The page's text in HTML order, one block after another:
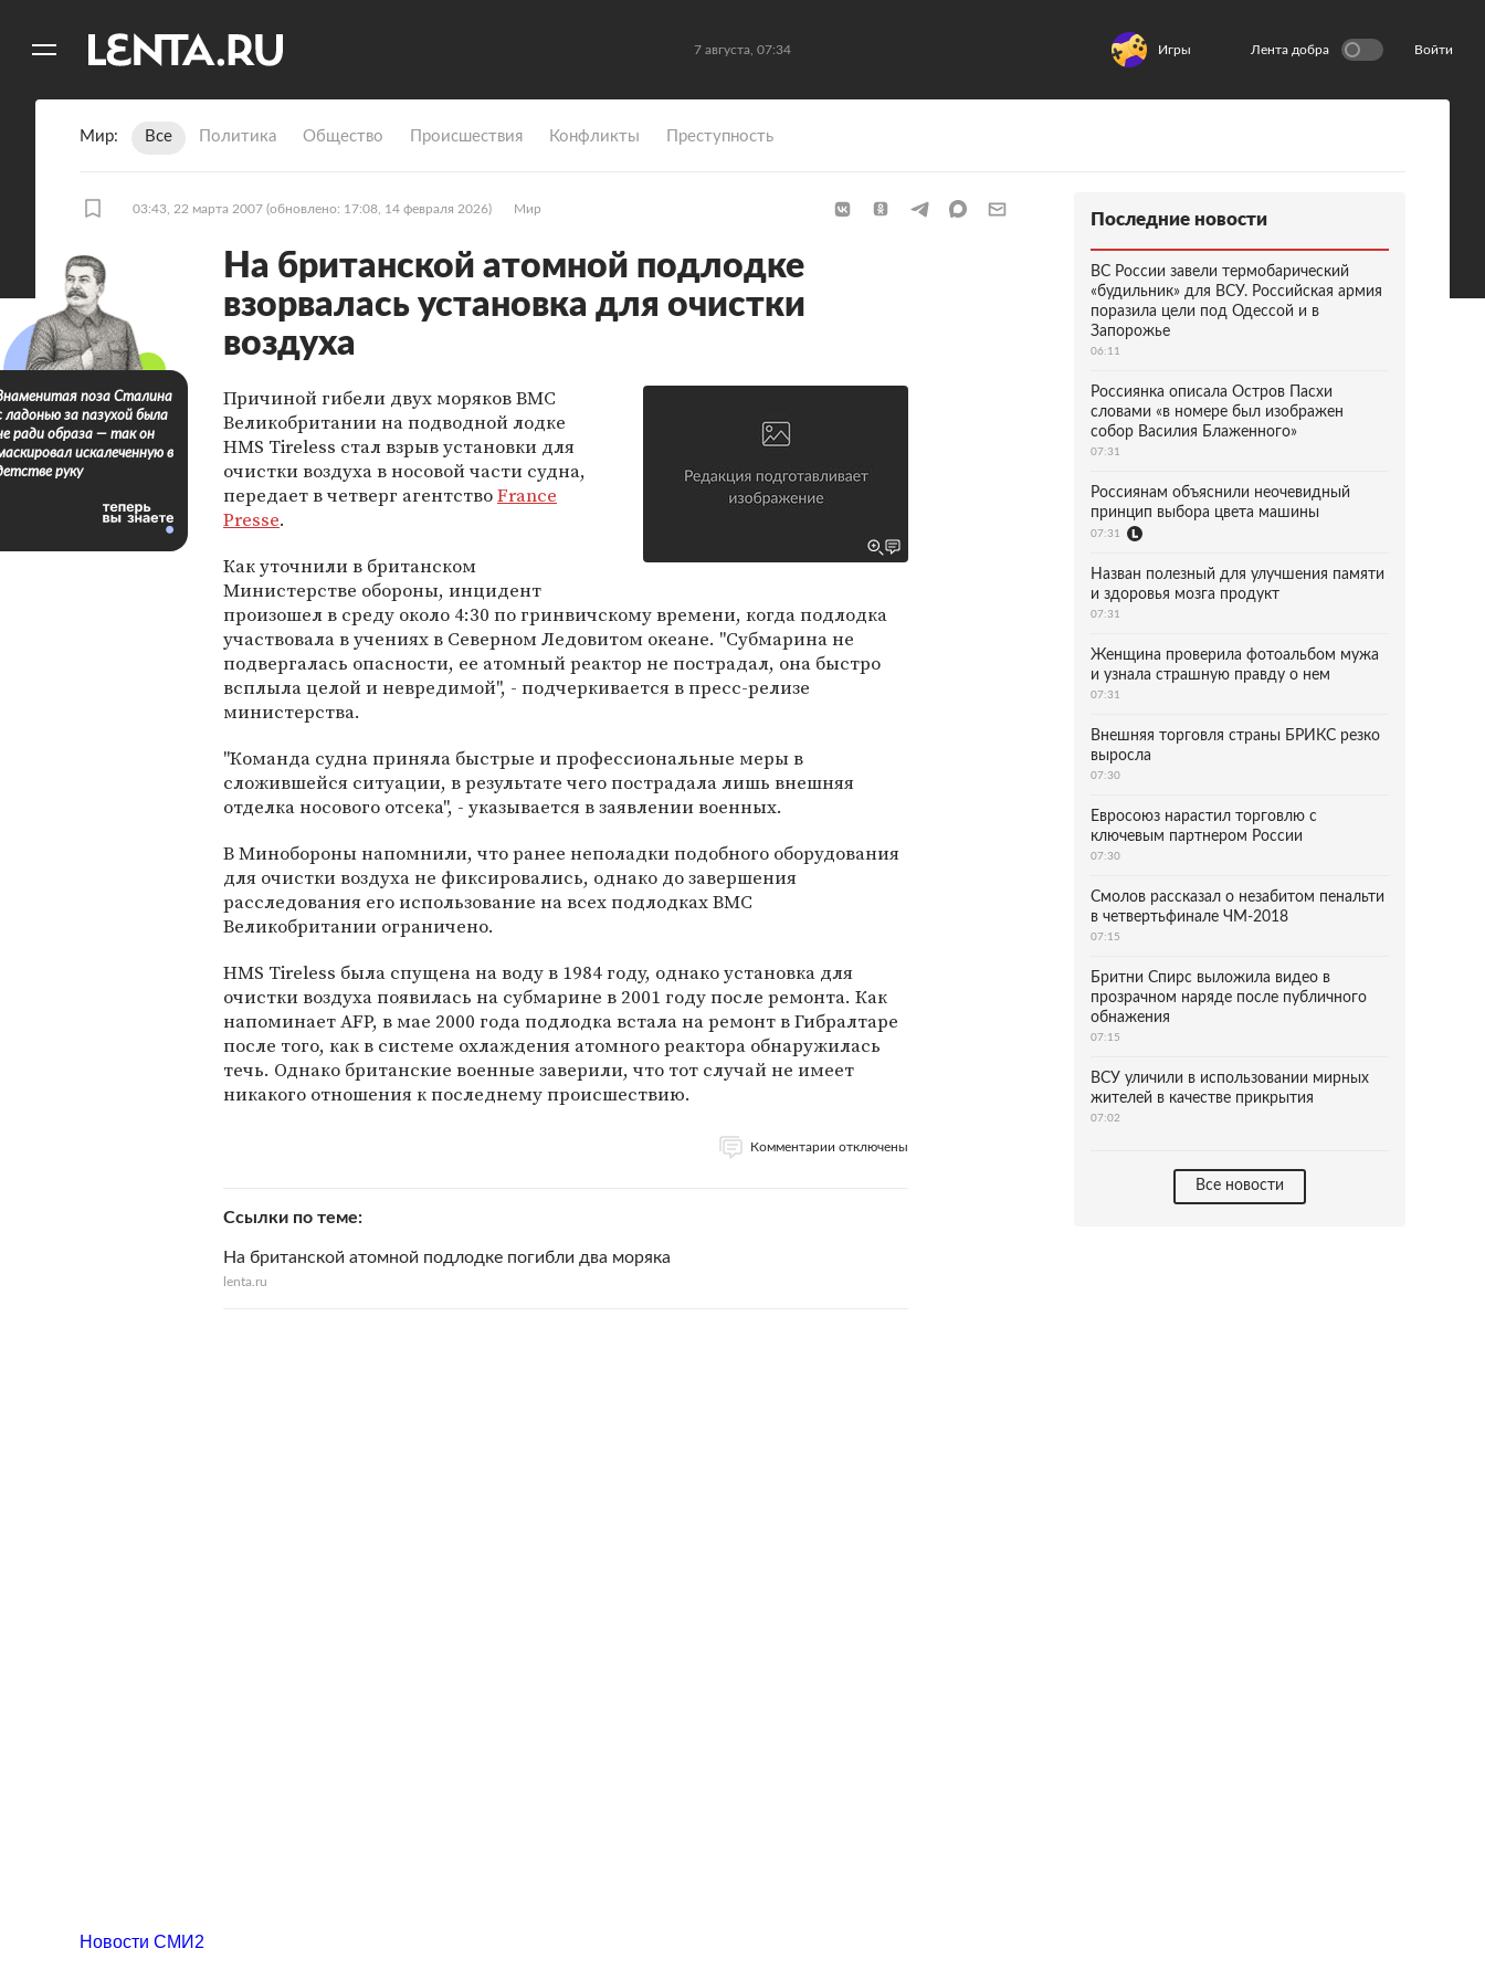
7 августа, 07:34 Игры Лента добра Войти
Мир Все Политика Общество Происшествия Конфликты Преступность
03:43, 22 марта 2007 (обновлено: 17:08, 14 февраля 2026) Мир
На британской атомной подлодке
взорвалась установка для очистки
воздуха
Причиной гибели двух моряков ВМС
Великобритании на подводной лодке
HMS Tireless стал взрыв установки для
очистки воздуха в носовой части судна,
передает в четверг агентствоFrance
Presse.
Как уточнили в британском
Министерстве обороны, инцидент
произошел в среду около 4:30 по гринвичскому времени, когда подлодка
участвовала в учениях в Северном Ледовитом океане. "Субмарина не
подвергалась опасности, ее атомный реактор не пострадал, она быстро
всплыла целой и невредимой", - подчеркивается в пресс-релизе
министерства.
"Команда судна приняла быстрые и профессиональные меры в
сложившейся ситуации, в результате чего пострадала лишь внешняя
отделка носового отсека", - указывается в заявлении военных.
В Минобороны напомнили, что ранее неполадки подобного оборудования
для очистки воздуха не фиксировались, однако до завершения
расследования его использование на всех подлодках ВМС
Великобритании ограничено.
HMS Tireless была спущена на воду в 1984 году, однако установка для
очистки воздуха появилась на субмарине в 2001 году после ремонта. Как
напоминает AFP, в мае 2000 года подлодка встала на ремонт в Гибралтаре
после того, как в системе охлаждения атомного реактора обнаружилась
течь. Однако британские военные заверили, что тот случай не имеет
никакого отношения к последнему происшествию.
Комментарии отключены
Ссылки по теме
На британской атомной подлодке погибли два моряка
lenta.ru
поза Сталина
ладонью за пазухой была
ради образа — так он
искалеченную в
руку
Последние новости
ВС России завели термобарический
«будильник» для ВСУ. Российская армия
поразила цели под Одессой и в
Запорожье
06:11
Россиянка описала Остров Пасхи
словами «в номере был изображен
собор Василия Блаженного»
07:31
Россиянам объяснили неочевидный
принцип выбора цвета машины
07:31
Назван полезный для улучшения памяти
и здоровья мозга продукт
07:31
Женщина проверила фотоальбом мужа
и узнала страшную правду о нем
07:31
Внешняя торговля страны БРИКС резко
выросла
07:30
Евросоюз нарастил торговлю с
ключевым партнером России
07:30
Смолов рассказал о незабитом пенальти
в четвертьфинале ЧМ-2018
07:15
Бритни Спирс выложила видео в
прозрачном наряде после публичного
обнажения
07:15
ВСУ уличили в использовании мирных
жителей в качестве прикрытия
07:02
Все новости
Новости СМИ2